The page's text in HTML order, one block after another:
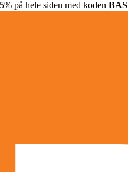
på hele siden med koden